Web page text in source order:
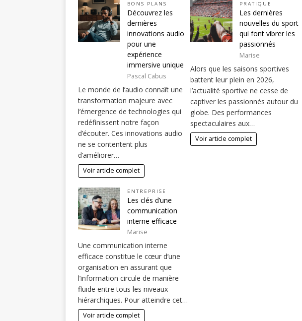
BONS PLANS
Découvrez les
dernières
innovations audio
pour une
expérience
immersive unique
Pascal Cabus
Le monde de l’audio connaît une
transformation majeure avec
l’émergence de technologies qui
redéfinissent notre façon
d’écouter. Ces innovations audio
ne se contentent plus
d’améliorer…
Voir article complet
PRATIQUE
Les dernières
nouvelles du sport
qui font vibrer les
passionnés
Marise
Alors que les saisons sportives
battent leur plein en 2026,
l’actualité sportive ne cesse de
captiver les passionnés autour du
globe. Des performances
spectaculaires aux…
Voir article complet
ENTREPRISE
Les clés d’une
communication
interne efficace
Marise
Une communication interne
efficace constitue le cœur d’une
organisation en assurant que
l’information circule de manière
fluide entre tous les niveaux
hiérarchiques. Pour atteindre cet…
Voir article complet